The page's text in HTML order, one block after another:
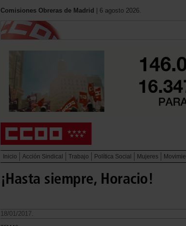
Comisiones Obreras de Madrid | 6 agosto 2026.
Inicio Acción Sindical Trabajo Política Social Mujeres
¡Hasta siempre, Horacio!
18/01/2017.